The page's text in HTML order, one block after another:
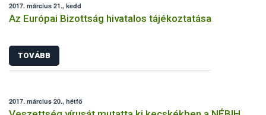
2017. március 21., kedd
Az Európai Bizottság hivatalos tájékoztatása
TOVÁBB
2017. március 20., hétfő